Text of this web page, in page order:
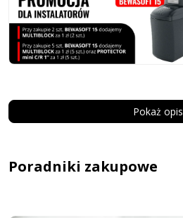
Pokaż opis
Poradniki zakupowe